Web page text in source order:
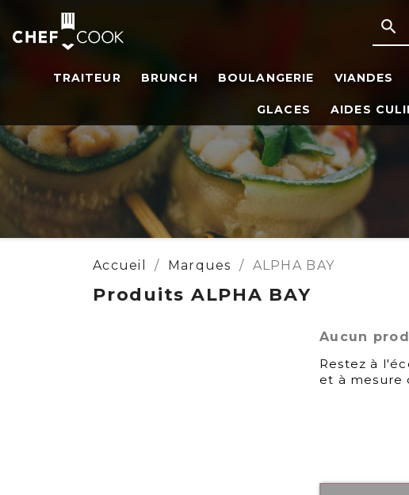
search
TRAITEUR BRUNCH BOULANGERIE VIANDES
GLACES AIDES
Accueil Marques ALPHA BAY
Produits ALPHA BAY
Aucun
Restez à
et à mesure